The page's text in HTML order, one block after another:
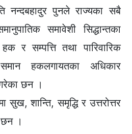
नन्दबहादुर पुनले राज्यका सबै
समावेशी सिद्धान्तका
र सम्पत्ति तथा पारिवारिक
समान हकलगायतका अधिकार
छन ।
सुख, शान्ति, समृद्धि र उत्तरोत्तर
छन ।